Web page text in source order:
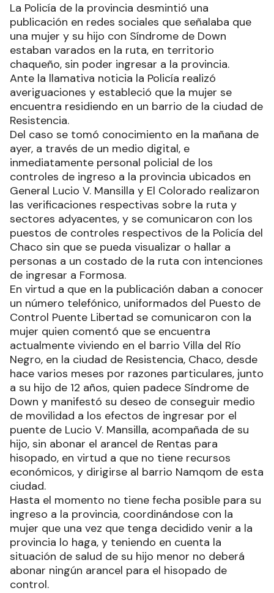
La Policía de la provincia desmintió una
publicación en redes sociales que señalaba que
una mujer y su hijo con Síndrome de Down
estaban varados en la ruta, en territorio
chaqueño, sin poder ingresar a la provincia.
Ante la llamativa noticia la Policía realizó
averiguaciones y estableció que la mujer se
encuentra residiendo en un barrio de la ciudad de
Resistencia.
Del caso se tomó conocimiento en la mañana de
ayer, a través de un medio digital, e
inmediatamente personal policial de los
controles de ingreso a la provincia ubicados en
General Lucio V. Mansilla y El Colorado realizaron
las verificaciones respectivas sobre la ruta y
sectores adyacentes, y se comunicaron con los
puestos de controles respectivos de la Policía del
Chaco sin que se pueda visualizar o hallar a
personas a un costado de la ruta con intenciones
de ingresar a Formosa.
En virtud a que en la publicación daban a conocer
un número telefónico, uniformados del Puesto de
Control Puente Libertad se comunicaron con la
mujer quien comentó que se encuentra
actualmente viviendo en el barrio Villa del Río
Negro, en la ciudad de Resistencia, Chaco, desde
hace varios meses por razones particulares, junto
a su hijo de 12 años, quien padece Síndrome de
Down y manifestó su deseo de conseguir medio
de movilidad a los efectos de ingresar por el
puente de Lucio V. Mansilla, acompañada de su
hijo, sin abonar el arancel de Rentas para
hisopado, en virtud a que no tiene recursos
económicos, y dirigirse al barrio Namqom de esta
ciudad.
Hasta el momento no tiene fecha posible para su
ingreso a la provincia, coordinándose con la
mujer que una vez que tenga decidido venir a la
provincia lo haga, y teniendo en cuenta la
situación de salud de su hijo menor no deberá
abonar ningún arancel para el hisopado de
control.